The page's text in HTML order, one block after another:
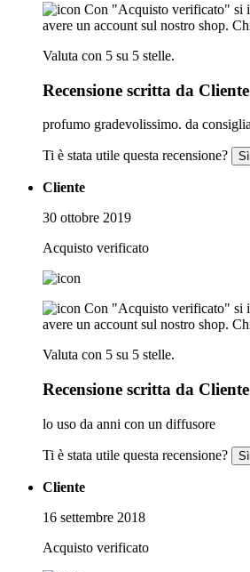
Con "Acquisto verificato" si
avere un account sul nostro shop.
Valuta con 5 su 5 stelle.
Recensione scritta da Cliente
profumo gradevolissimo. da
Ti è stata utile questa recensione? Sì
Cliente
30 ottobre 2019
Acquisto verificato
Con "Acquisto verificato" si
avere un account sul nostro shop.
Valuta con 5 su 5 stelle.
Recensione scritta da Cliente
lo uso da anni con un diffusore
Ti è stata utile questa recensione? Sì
Cliente
16 settembre 2018
Acquisto verificato